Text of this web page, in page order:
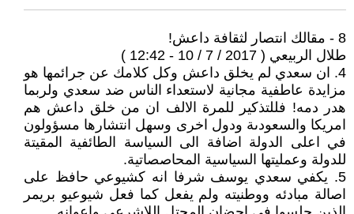
8 - مقالك انتصار لثقافة داعش!
طلال الربيعي ( 2017 / 7 / 10 - 12:42 )
4. ان سعدي لم يخلق داعش وكل كلامك عن جرائمها هو
مزايدة عاطفية مجانية لاستعداء الناس ضد سعدي ولربما
هدر دمه! فللتذكير للمرة الالف ان من خلق داعش هم
امريكا والسعودىة ودول اخرى وسهل انتشارها مسؤولون
في اعلى الدولة اضافة الى السياسة الطائفية المقيتة
للدولة وعمليتها السياسية المحاصصاتية.
5. يكفي سعدي يوسف شرفا انه كشيوعي حافظ على
اصالة مبادئه ووطنيته ولم يفعل كما فعل شيوعيو بريمر